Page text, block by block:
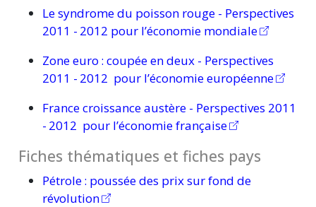
Le syndrome du poisson rouge - Perspectives
2011 - 2012 pour l’économie mondiale
Zoneeuro : coupée en deux - Perspectives
2011 - 2012 pour l’économie européenne
France croissance austère - Perspectives 2011
- 2012 pour l’économie française
Fiches thématiques et fiches pays
Pétrole : poussée des prix sur fond de
révolution